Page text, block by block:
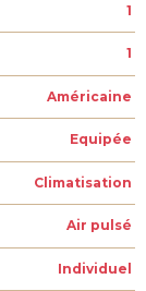
1
1
Américaine
Equipée
Climatisation
Air pulsé
Individuel